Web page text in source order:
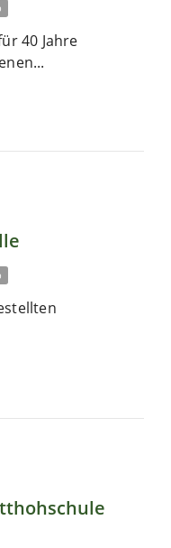
40 Jahre